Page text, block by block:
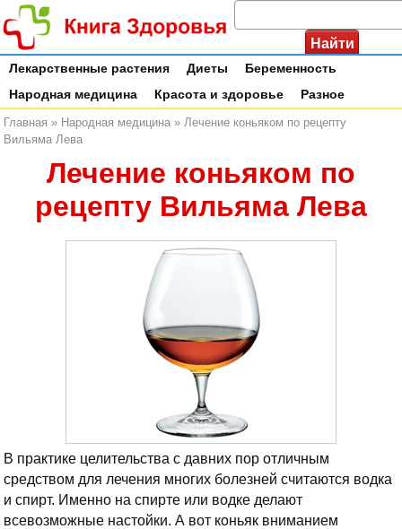
Лекарственные растения Диеты
Беременность
Народная медицина
Красота и здоровье Разное
Главная » Народная медицина » Лечение коньяком по рецепту
Вильяма Лева
Лечение коньяком по
рецепту Вильяма Лева
В практике целительства с давних пор отличным
средством для лечения многих болезней считаются водка
и спирт. Именно на спирте или водке делают
всевозможные настойки. А вот коньяк вниманием